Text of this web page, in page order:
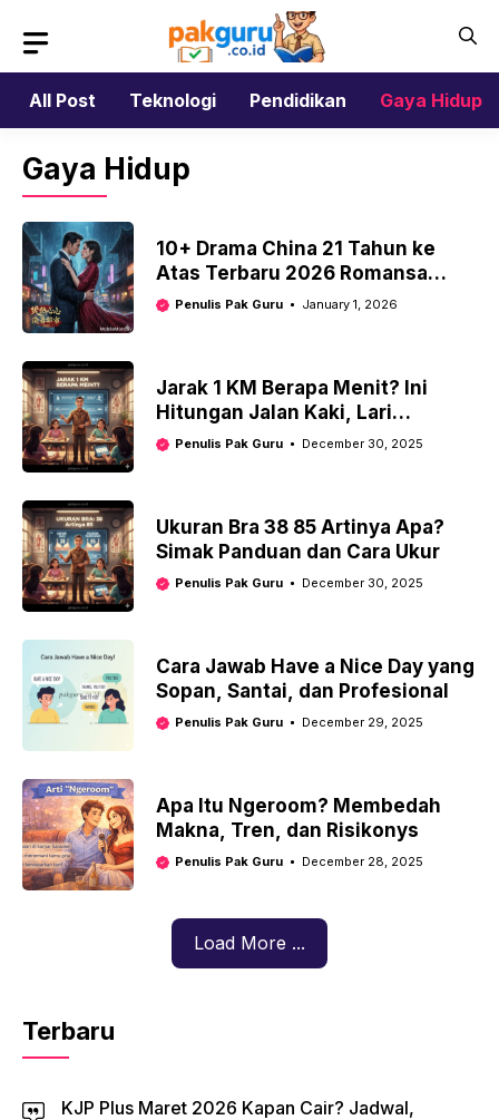
content
All Post
Teknologi Pendidikan Gaya Hidup
Gaya Hidup
10+ Drama China 21 Tahun ke
Atas Terbaru 2026 Romansa
Matang & Intens
Penulis Pak Guru January 1, 2026
Jarak 1 KM Berapa Menit? Ini
Hitungan Jalan Kaki, Lari
Berkendara
Penulis Pak Guru December 30, 2025
Ukuran Bra 38 85 Artinya Apa?
Simak Panduan dan Cara Ukur
Penulis Pak Guru December 30, 2025
Cara Jawab Have a Nice Day yang
Sopan, Santai, dan Profesional
Penulis Pak Guru December 29, 2025
Apa Itu Ngeroom? Membedah
Makna, Tren, dan Risikonys
Penulis Pak Guru December 28, 2025
Load More ...
Terbaru
KJP Plus Maret 2026 Kapan Cair? Jadwal,